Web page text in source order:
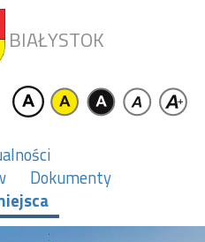
BIAŁYSTOK
Dokumenty